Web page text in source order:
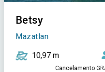
Betsy
Mazatlan
10,97 m
Cancelamento